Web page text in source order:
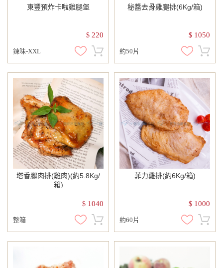
東豐預炸卡啦雞腿堡
$ 220
辣味-XXL
秘醬去骨雞腿排(6Kg/箱)
$ 1050
約50片
塔香腿肉排(雞肉)(約5.8Kg/
箱)
$ 1040
整箱
菲力雞排(約6Kg/箱)
$ 1000
約60片